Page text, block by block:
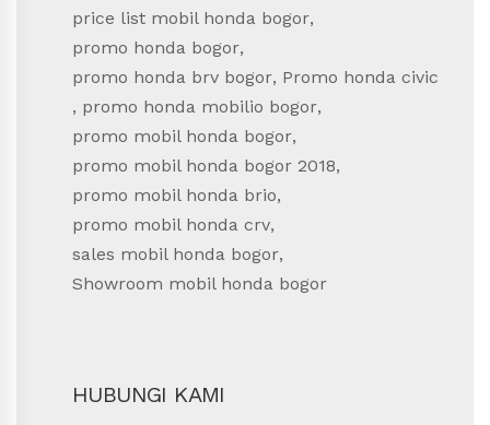
price list mobil honda bogor,
promo honda bogor,
promo honda brv bogor, Promo honda civic
, promo honda mobilio bogor,
promo mobil honda bogor,
promo mobil honda bogor 2018,
promo mobil honda brio,
promo mobil honda crv,
sales mobil honda bogor,
Showroom mobil honda bogor
HUBUNGI KAMI